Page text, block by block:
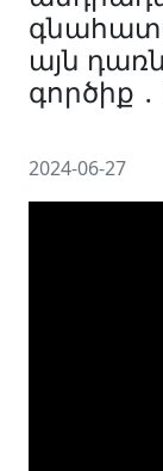
Եթե
2024-06-27